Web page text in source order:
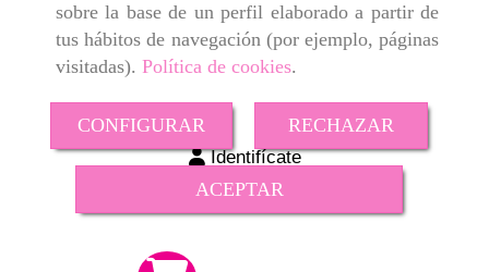
sobre la base de un perfil elaborado a partir de
tus hábitos de navegación (por ejemplo, páginas
visitadas). Política de cookies.
CONFIGURAR RECHAZAR
ACEPTAR
Identifícate